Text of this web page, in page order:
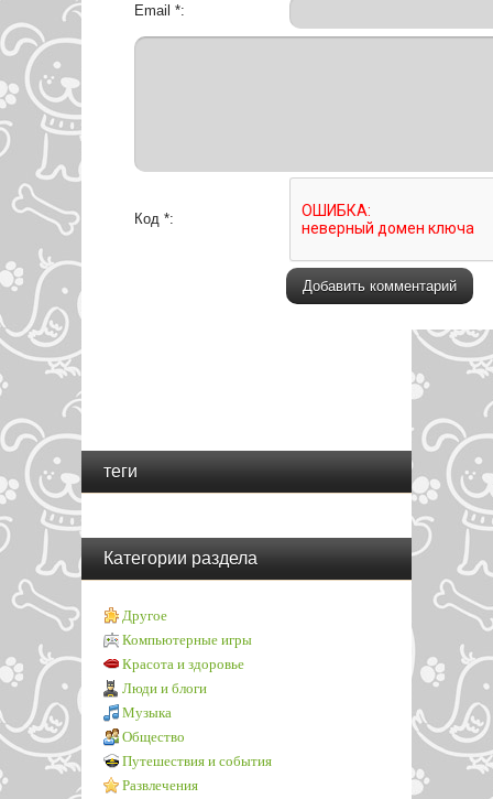
Email *:
Код *:
теги
Категории раздела
Другое
Компьютерные игры
Красота и здоровье
Люди и блоги
Музыка
Общество
Путешествия и события
Развлечения